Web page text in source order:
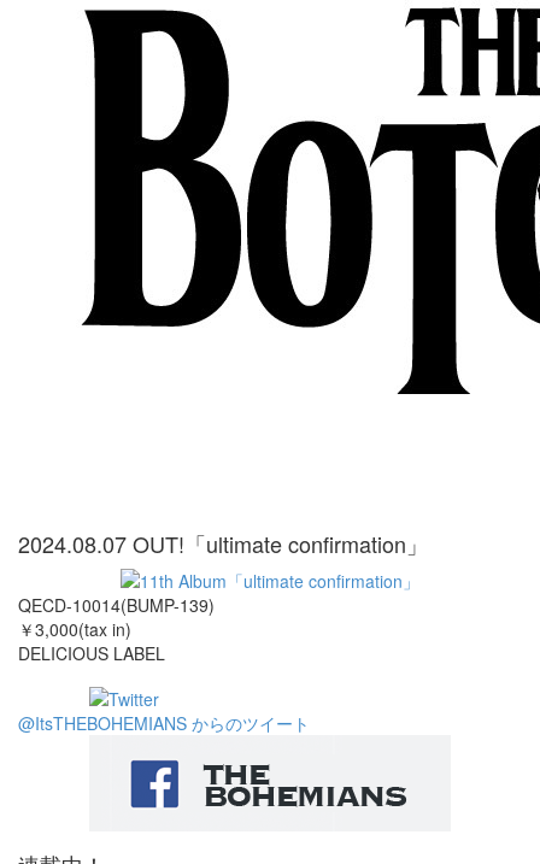
2024.08.07 OUT!「ultimate confirmation」
QECD-10014(BUMP-139)
￥3,000(tax in)
DELICIOUS LABEL
@ItsTHEBOHEMIANS からのツイート